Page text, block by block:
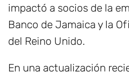
impactó a socios de la
Banco de Jamaica y la
del Reino Unido.
En una actualización